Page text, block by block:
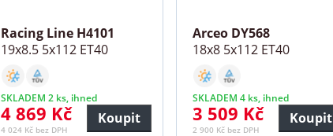
Racing Line H4101
19x8.5 5x112 ET40
SKLADEM 2 ks, ihned
4 869 Kč
4 024 Kč bez DPH
Koupit
Arceo DY568
18x8 5x112 ET40
SKLADEM 4 ks, ihned
3 509 Kč
2 900 Kč bez DPH
Koupit